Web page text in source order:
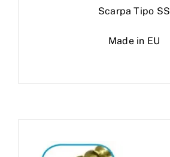
Scarpa Tipo SS
Made in EU